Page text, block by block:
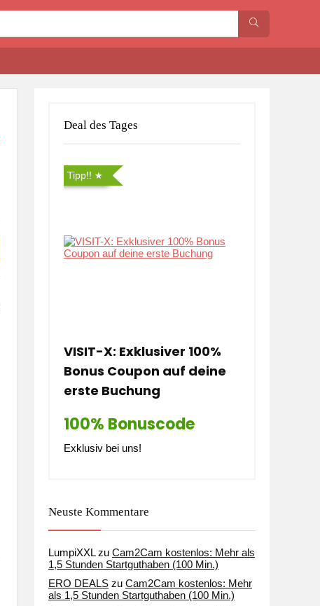
Deal des Tages
Tipp!!
VISIT-X: Exklusiver 100%
Bonus Coupon auf deine
erste Buchung
100% Bonuscode
Exklusiv bei uns!
Neuste Kommentare
LumpiXXLzu Cam2Cam kostenlos: Mehr als
1,5 Stunden Startguthaben (100 Min.)
ERO DEALS zu Cam2Cam kostenlos: Mehr
als 1,5 Stunden Startguthaben (100 Min.)